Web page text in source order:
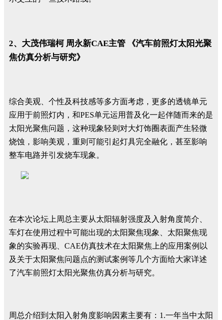
2、大茂伟瑞柯 周永新CAE主管 《汽车前照灯太阳光聚
焦仿真分析与研究》
综合美观、个性及科技感等多方面考虑，更多的透镜单元
应用于前照灯内，和PES单元运用普及化一起伴随而来的是
太阳光聚焦问题，这种现象轻则对大灯饰圈表面产生轻微
烧蚀，影响美观，重则可能引起灯具完全融化，甚至影响
整车电路并引发烧车现象。
在本次论坛上周总主要从太阳辐射强度及入射角度简介、
车灯在使用过程中可能出现的太阳聚焦现象、太阳聚焦现
象的实验再现、CAE仿真技术在太阳聚焦上的应用案例以
及关于太阳聚焦问题点的测试案例等几个方面给大家详述
了汽车前照灯太阳光聚焦仿真分析与研究。
周总介绍到太阳入射角度影响因素主要有：1.一年当中太阳